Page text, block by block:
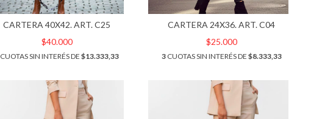
CARTERA 40X42. ART. C25
$40.000
CUOTAS SIN INTERÉS DE$13.333,33
CARTERA 24X36. ART. C04
$25.000
3CUOTAS SIN INTERÉS DE $8.333,33